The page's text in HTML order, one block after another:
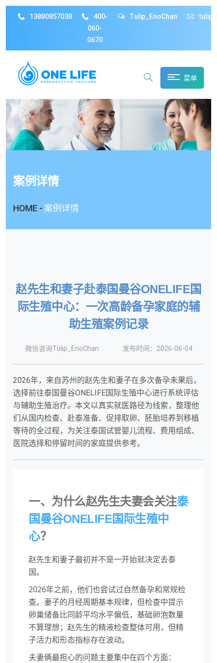
13880857038
400-
060-
0670
Tulip_EnoChan
菜单
案例详情
HOME - 案例详情
赵先生和妻子赴泰国曼谷ONELIFE国
际生殖中心：一次高龄备孕家庭的辅
助生殖案例记录
微信咨询Tulip_EnoChan 发布时间：2026-06-04
2026年，来自苏州的赵先生和妻子在多次备孕未果后，
选择前往泰国曼谷ONELIFE国际生殖中心进行系统评估
与辅助生殖治疗。本文以真实就医路径为线索，整理他
们从国内检查、赴泰准备、促排取卵、胚胎培养到移植
等待的全过程，为关注泰国试管婴儿流程、费用组成、
医院选择和停留时间的家庭提供参考。
一、为什么赵先生夫妻会关注泰
国曼谷ONELIFE国际生殖中
心？
赵先生和妻子最初并不是一开始就决定去泰
国。
2026年之前，他们也尝试过自然备孕和常规检
查。妻子的月经周期基本规律，但检查中提示
卵巢储备比同龄平均水平偏低，基础卵泡数量
不算理想；赵先生的精液检查整体可用，但精
子活力和形态指标存在波动。
夫妻俩最担心的问题主要集中在四个方面：